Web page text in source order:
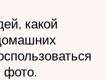
какой